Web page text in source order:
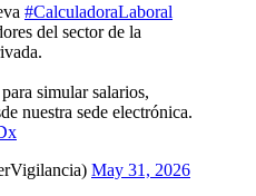
#CalculadoraLaboral
del sector de la
simular salarios,
nuestra sede electrónica.
May 31, 2026